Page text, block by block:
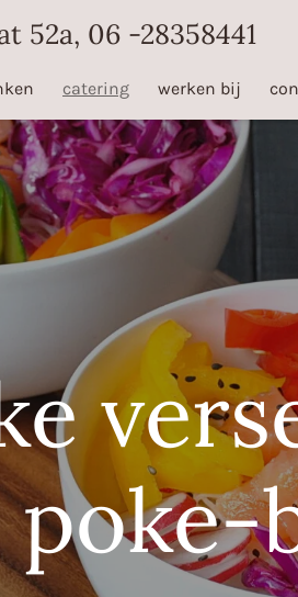
52a, 06 -28358441
catering werken bij
poke-